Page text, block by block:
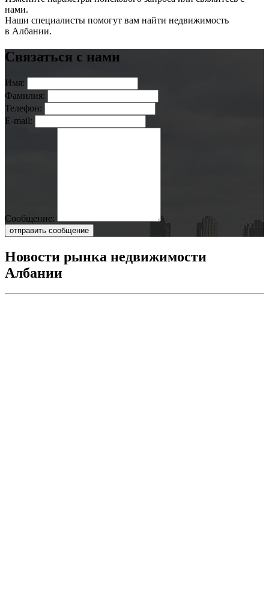
нами.
Наши специалисты помогут вам найти недвижимость
в Албании.
Связаться с нами
Имя:
Фамилия:
Телефон:
E-mail:
Сообщение:
отправить сообщение
Новости рынка недвижимости
Албании